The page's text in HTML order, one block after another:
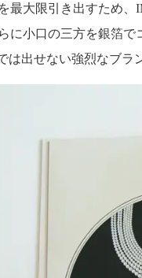
最大限引き出すため
に小口の三方を銀箔
は出せない強烈なブ